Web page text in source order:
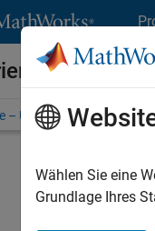
bei
– Übersicht
Wählen Sie eine
Grundlage Ihres